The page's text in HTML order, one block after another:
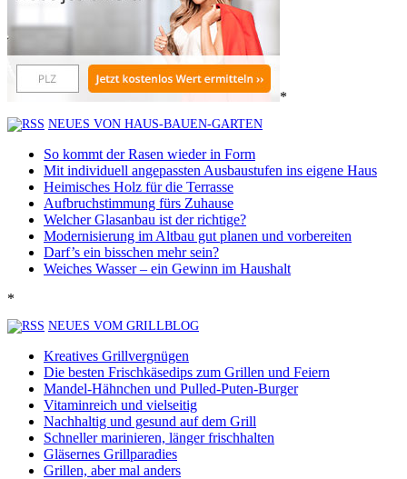
*
NEUES VON HAUS-BAUEN-GARTEN
So kommt der Rasen wieder in Form
Mit individuell angepassten Ausbaustufen ins eigene Haus
Heimisches Holz für die Terrasse
Aufbruchstimmung fürs Zuhause
Welcher Glasanbau ist der richtige?
Modernisierung im Altbau gut planen und vorbereiten
Darf’s ein bisschen mehr sein?
Weiches Wasser – ein Gewinn im Haushalt
*
NEUES VOM GRILLBLOG
Kreatives Grillvergnügen
Die besten Frischkäsedips zum Grillen und Feiern
Mandel-Hähnchen und Pulled-Puten-Burger
Vitaminreich und vielseitig
Nachhaltig und gesund auf dem Grill
Schneller marinieren, länger frischhalten
Gläsernes Grillparadies
Grillen, aber mal anders